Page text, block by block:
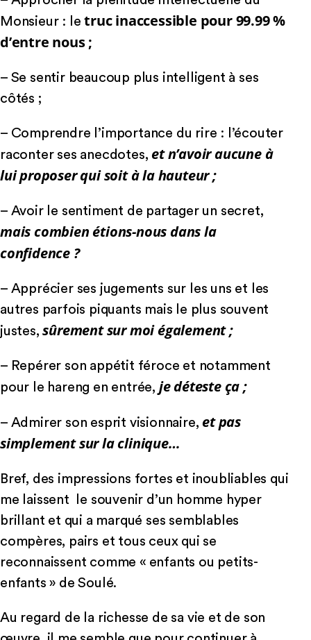
Monsieur : le truc inaccessible pour 99.99 %
d’entre nous ;
– Se sentir beaucoup plus intelligent à ses
côtés ;
– Comprendre l’importance du rire : l’écouter
raconter ses anecdotes, et n’avoir aucune à
lui proposer qui soit à la hauteur ;
– Avoir le sentiment de partager un secret,
mais combien étions-nous dans la
confidence ?
– Apprécier ses jugements sur les uns et les
autres parfois piquants mais le plus souvent
justes,sûrement sur moi également ;
– Repérer son appétit féroce et notamment
pour le hareng en entrée, je déteste ça ;
– Admirer son esprit visionnaire,et pas
simplement sur la clinique…
Bref, des impressions fortes et inoubliables qui
me laissent le souvenir d’un homme hyper
brillant et qui a marqué ses semblables
compères, pairs et tous ceux qui se
reconnaissent comme « enfants ou petits-
enfants » de Soulé.
Au regard de la richesse de sa vie et de son